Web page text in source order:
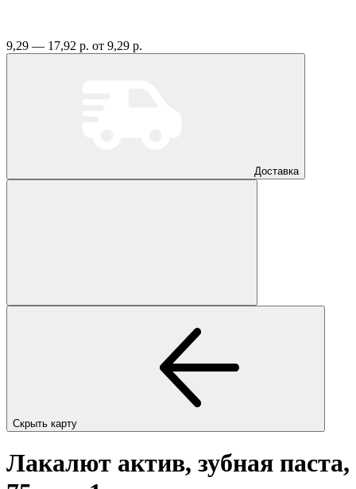
9,29 — 17,92 р. от 9,29 р.
Доставка
Скрыть карту
Лакалют актив, зубная паста,